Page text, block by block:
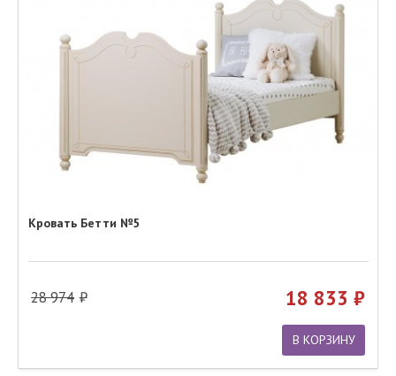
Кровать Бетти №5
28 974 18 833
В КОРЗИНУ